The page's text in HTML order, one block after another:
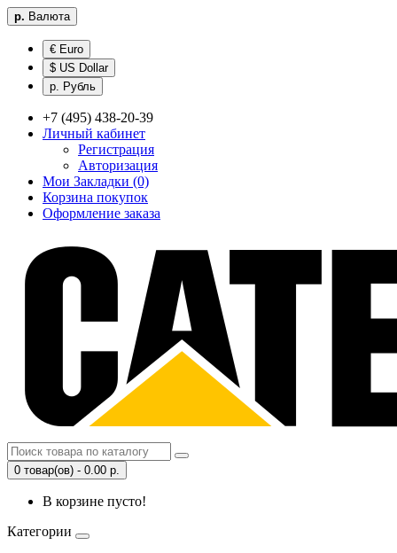
р. Валюта
€ Euro
$ US Dollar
р. Рубль
+7 (495) 438-20-39
Личный кабинет
Регистрация
Авторизация
Мои Закладки (0)
Корзина покупок
Оформление заказа
0 товар(ов) - 0.00 р.
В корзине пусто!
Категории